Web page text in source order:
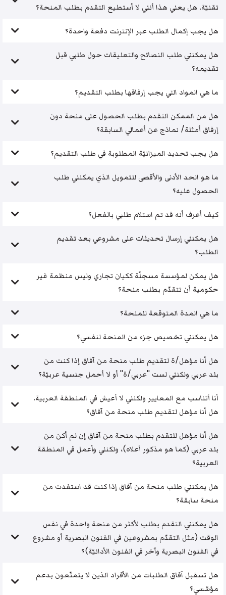
تقنيّة. هل يعني هذا أنني لا أستطيع التقدم بطلب المنحة؟
هل يجب إكمال الطلب عبر الإنترنت دفعة واحدة؟
هل يمكنني طلب النصائح والتعليقات حول طلبي قبل
تقديمه؟
ما هي المواد التي يجب إرفاقها بطلب التقديم؟
هل من الممكن التقدم بطلب الحصول على منحة دون
إرفاق أمثلة/ نماذج عن أعمالي السابقة؟
هل يجب تحديد الميزانيّة المطلوبة في طلب التقديم؟
ما هو الحد الأدنى والأقصى للتمويل الذي يمكنني طلب
الحصول عليه؟
كيف أعرف أنه قد تم استلام طلبي بالفعل؟
هل يمكنني إرسال تحديثات على مشروعي بعد تقديم
الطلب؟
هل يمكن لمؤسسة مسجلّة ككيان تجاري وليس منظمة غير
حكومية أن تتقدّم بطلب منحة؟
ما هي المدة المتوقعة للمنحة؟
هل يمكنني تخصيص جزء من المنحة لنفسي؟
هل أنا مؤهل/ة لتقديم طلب منحة من آفاق إذا كنت من
بلد عربي ولكنني لست "عربي/ة" أو لا أحمل جنسية عربيّة؟
أنا أتناسب مع المعايير ولكنني لا أعيش في المنطقة العربية.
هل أنا مؤهل لتقديم طلب منحة من آفاق؟
هل أنا مؤهل للتقدم بطلب منحة من آفاق إن لم أكن من
بلد عربي (كما هو مذكور أعلاه)، ولكنني وأعمل في المنطقة
العربية؟
هل يمكنني طلب منحة من آفاق إذا كنت قد استفدت من
منحة سابقة؟
هل يمكنني التقدم بطلب لأكثر من منحة واحدة في نفس
الوقت (مثل التقدّم بمشروعين في الفنون البصرية أو مشروع
في الفنون البصرية وآخر في الفنون الأدائيّة)؟
هل تسقبل آفاق الطلبات من الأفراد الذين لا يتمتّعون بدعم
مؤسّسي؟